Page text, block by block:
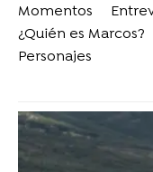
Momentos
¿Quién es Marcos?
Personajes